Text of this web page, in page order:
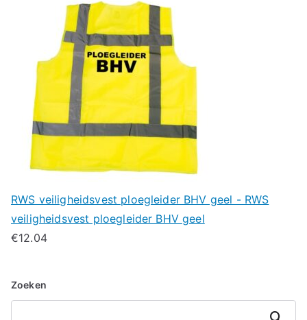
RWS veiligheidsvest ploegleider BHV geel - RWS
veiligheidsvest ploegleider BHV geel
€12.04
Zoeken
Zoeken